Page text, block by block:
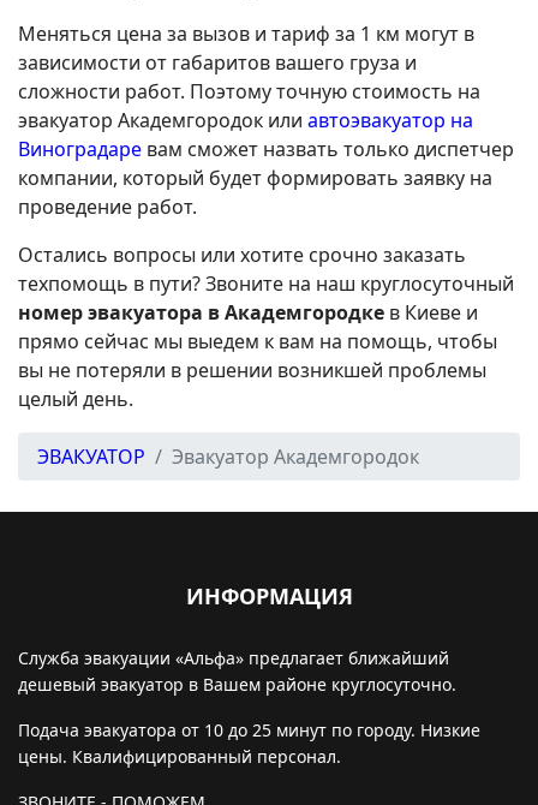
Меняться цена за вызов и тариф за 1 км могут в
зависимости от габаритов вашего груза и
сложности работ. Поэтому точную стоимость на
эвакуатор Академгородок или автоэвакуатор на
Виноградаре вам сможет назвать только диспетчер
компании, который будет формировать заявку на
проведение работ.
Остались вопросы или хотите срочно заказать
техпомощь в пути? Звоните на наш круглосуточный
номер эвакуатора в Академгородке в Киеве и
прямо сейчас мы выедем к вам на помощь, чтобы
вы не потеряли в решении возникшей проблемы
целый день.
ЭВАКУАТОР Эвакуатор Академгородок
ИНФОРМАЦИЯ
Служба эвакуации «Альфа» предлагает ближайший
дешевый эвакуатор в Вашем районе круглосуточно.
Подача эвакуатора от 10 до 25 минут по городу. Низкие
цены. Квалифицированный персонал.